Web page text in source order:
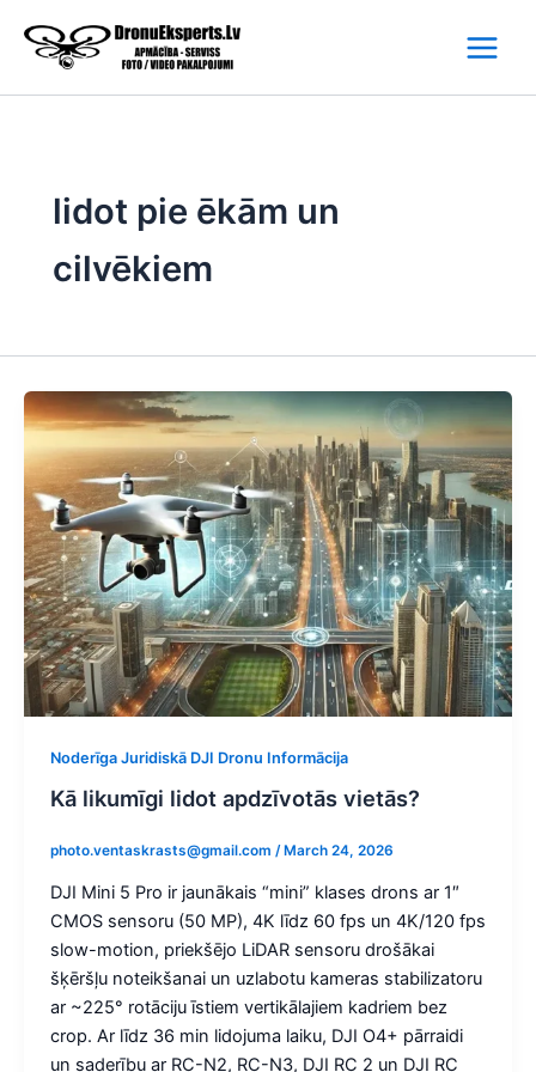
content
lidot pie ēkām un
cilvēkiem
Noderīga Juridiskā DJI Dronu Informācija
Kā likumīgi lidot apdzīvotās vietās?
photo.ventaskrasts@gmail.com / March 24, 2026
DJI Mini 5 Pro ir jaunākais “mini” klases drons ar 1″
CMOS sensoru (50 MP), 4K līdz 60 fps un 4K/120 fps
slow-motion, priekšējo LiDAR sensoru drošākai
šķēršļu noteikšanai un uzlabotu kameras stabilizatoru
ar ~225° rotāciju īstiem vertikālajiem kadriem bez
crop. Ar līdz 36 min lidojuma laiku, DJI O4+ pārraidi
un saderību ar RC-N2, RC-N3, DJI RC 2 un DJI RC